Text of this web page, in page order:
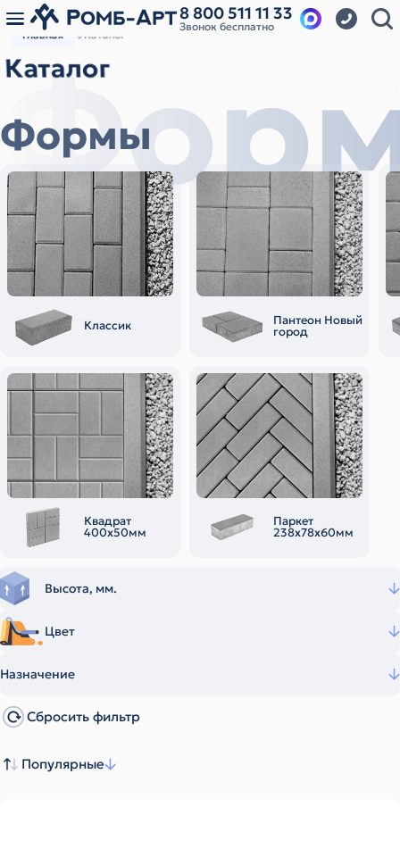
8 800 511 11 33
Звонок бесплатно
Главная Каталог
Каталог
Формы
Классик Пантеон Новый
город
Квадрат
400х50мм
Паркет
238х78х60мм
Высота, мм.
Цвет
Назначение
Сбросить фильтр
Популярные